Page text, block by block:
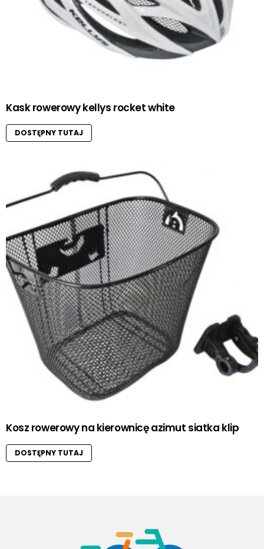
Kask rowerowy kellys rocket white
DOSTĘPNY TUTAJ
Kosz rowerowy na kierownicę azimut siatka klip
DOSTĘPNY TUTAJ